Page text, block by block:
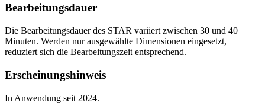
Bearbeitungsdauer
Die Bearbeitungsdauer des STAR variiert zwischen 30 und 40
Minuten. Werden nur ausgewählte Dimensionen eingesetzt,
reduziert sich die Bearbeitungszeit entsprechend.
Erscheinungshinweis
In Anwendung seit 2024.